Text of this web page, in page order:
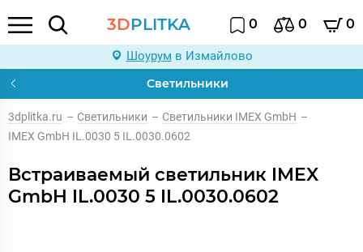
3DPLITKA 0 0 0
Шоурум в Измайлово
Светильники
3dplitka.ru – Светильники – Светильники IMEX GmbH –
IMEX GmbH IL.0030 5 IL.0030.0602
Встраиваемый светильник IMEX
GmbH IL.0030 5 IL.0030.0602